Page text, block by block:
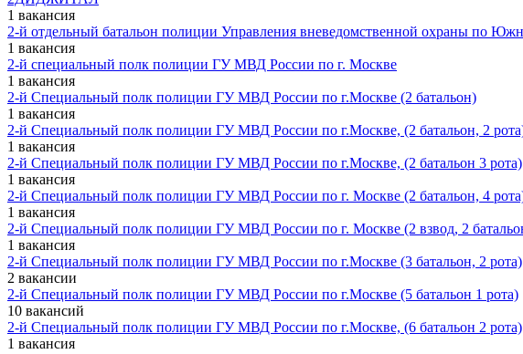
1 вакансия
2-й отдельный батальон полиции Управления вневедомственной охраны по
1 вакансия
2-й специальный полк полиции ГУ МВД России по г. Москве
1 вакансия
2-й Специальный полк полиции ГУ МВД России по г.Москве (2 батальон)
1 вакансия
2-й Специальный полк полиции ГУ МВД России по г.Москве, (2 батальон, 2
1 вакансия
2-й Специальный полк полиции ГУ МВД России по г.Москве, (2 батальон 3 рота)
1 вакансия
2-й Специальный полк полиции ГУ МВД России по г. Москве (2 батальон, 4
1 вакансия
2-й Специальный полк полиции ГУ МВД России по г. Москве (2 взвод, 2
1 вакансия
2-й Специальный полк полиции ГУ МВД России по г.Москве (3 батальон, 2 рота)
2 вакансии
2-й Специальный полк полиции ГУ МВД России по г.Москве (5 батальон 1 рота)
10 вакансий
2-й Специальный полк полиции ГУ МВД России по г.Москве, (6 батальон 2 рота)
1 вакансия